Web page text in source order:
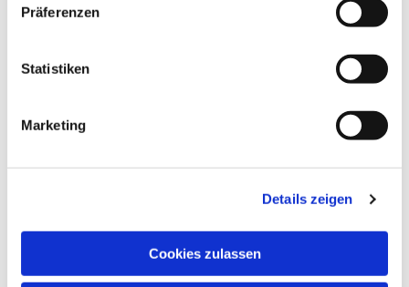
Präferenzen
Statistiken
Marketing
Details zeigen
Cookies zulassen